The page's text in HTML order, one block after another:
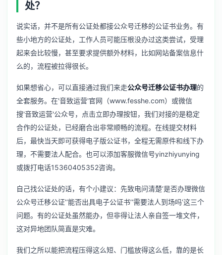
处？
说实话，并不是所有公证处都接公众号迁移的公证书业务。有
些小地方的公证处，工作人员可能压根没办过这类尝试，受理
起来会比较慢，甚至要求提供额外材料，比如网站备案信息什
么的，流程被拉得很长。
如果想省心，可以直接通过我们来走公众号迁移公证书办理的
全套服务。在'音致运营'官网（www.fesshe.com）或微信
搜'音致运营'公众号，点击立即办理按钮，我们对接的是稳定
合作的公证处，已经磨合出非常顺畅的流程。在线提交材料
后，最快当天即可获得电子版公证书，全程无需原件和线下办
理，不需要法人配合。也可以添加客服微信号yinzhiyunying
或拨打电话15360405352咨询。
自己找公证处的话，有个小建议：先致电问清楚‘是否办理微信
公众号迁移公证’‘能否出具电子公证书’‘需要法人到场吗’这三个
问题。有的公证处虽然能办，但非得让法人亲自签一堆文件，
这对异地团队简直是灾难。
我们之所以能把流程压得这么短、门槛放得这么低，靠的是长